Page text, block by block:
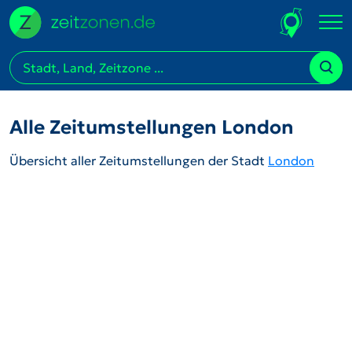
Alle Zeitumstellungen London
Übersicht aller Zeitumstellungen der Stadt London